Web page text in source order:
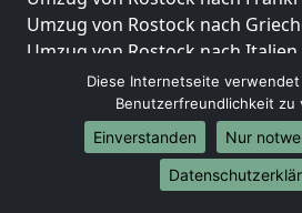
Umzug von Rostock nach
Umzug von Rostock nach Italien
Umzug von Rostock nach
Umzug von Rostock nach
Umzug von Rostock nach
Umzug von Rostock nach
Umzüge-Deutschlandweit
Diese Internetseite verwendet
Benutzerfreundlichkeit zu
Einverstanden
Nur